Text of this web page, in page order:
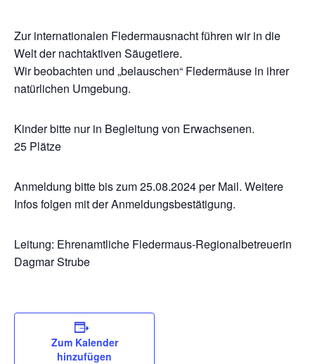
Zur internationalen Fledermausnacht führen wir in die
Welt der nachtaktiven Säugetiere.
Wir beobachten und „belauschen“ Fledermäuse in ihrer
natürlichen Umgebung.
Kinder bitte nur in Begleitung von Erwachsenen.
25 Plätze
Anmeldung bitte bis zum 25.08.2024 per Mail. Weitere
Infos folgen mit der Anmeldungsbestätigung.
Leitung: Ehrenamtliche Fledermaus-Regionalbetreuerin
Dagmar Strube
Zum Kalender
hinzufügen